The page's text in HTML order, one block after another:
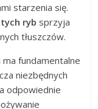
starzenia się.
ryb sprzyja
tłuszczów.
fundamentalne
niezbędnych
odpowiednie